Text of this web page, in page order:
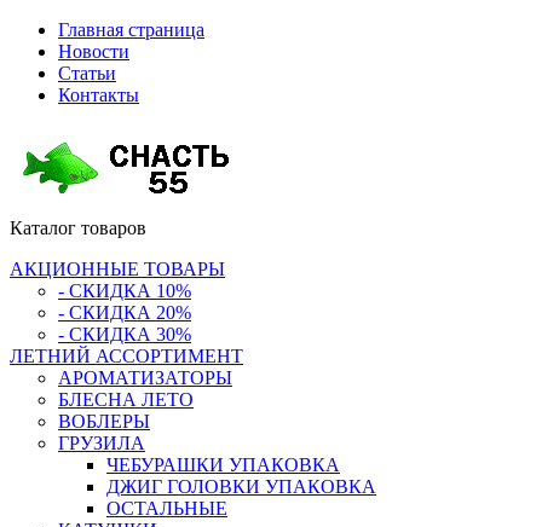
Главная страница
Новости
Статьи
Контакты
Каталог товаров
АКЦИОННЫЕ ТОВАРЫ
- СКИДКА 10%
- СКИДКА 20%
- СКИДКА 30%
ЛЕТНИЙ АССОРТИМЕНТ
АРОМАТИЗАТОРЫ
БЛЕСНА ЛЕТО
ВОБЛЕРЫ
ГРУЗИЛА
ЧЕБУРАШКИ УПАКОВКА
ДЖИГ ГОЛОВКИ УПАКОВКА
ОСТАЛЬНЫЕ